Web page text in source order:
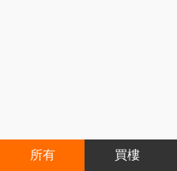
所有 買樓